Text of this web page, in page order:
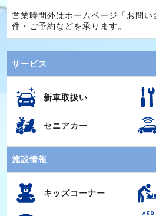
営業時間外はホームページ「お問い
件・ご予約などを承ります。
サービス
新車取扱い
セニアカー
施設情報
キッズコーナー